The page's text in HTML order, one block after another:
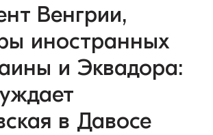
Венгрии,
иностранных
и Эквадора:
в Давосе